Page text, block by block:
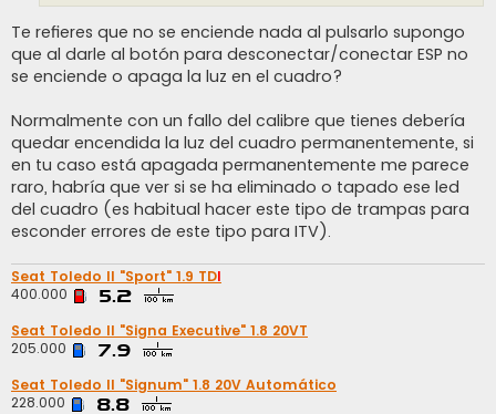
Te refieres que no se enciende nada al pulsarlo supongo
que al darle al botón para desconectar/conectar ESP no
se enciende o apaga la luz en el cuadro?
Normalmente con un fallo del calibre que tienes debería
quedar encendida la luz del cuadro permanentemente, si
en tu caso está apagada permanentemente me parece
raro, habría que ver si se ha eliminado o tapado ese led
del cuadro (es habitual hacer este tipo de trampas para
esconder errores de este tipo para ITV).
Seat Toledo II "Sport" 1.9 TDI
400.000
Seat Toledo II "Signa Executive" 1.8 20VT
205.000
Seat Toledo II "Signum" 1.8 20V Automático
228.000